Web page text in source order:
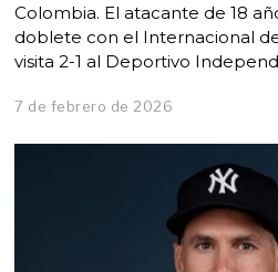
Colombia. El atacante de 18
doblete con el Internacional
visita 2-1 al Deportivo
7 de febrero de 2026